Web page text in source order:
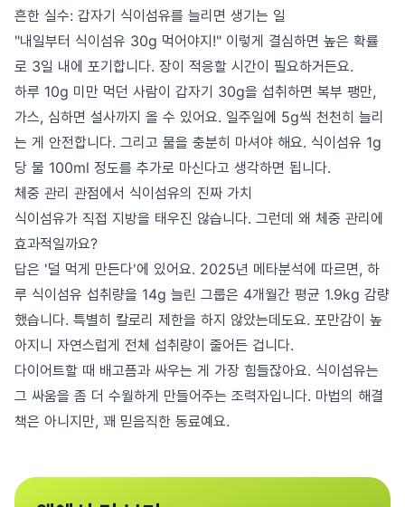
흔한 실수: 갑자기 식이섬유를 늘리면 생기는 일
"내일부터 식이섬유 30g 먹어야지!" 이렇게 결심하면 높은 확률
로 3일 내에 포기합니다. 장이 적응할 시간이 필요하거든요.
하루 10g 미만 먹던 사람이 갑자기 30g을 섭취하면 복부 팽만,
가스, 심하면 설사까지 올 수 있어요. 일주일에 5g씩 천천히 늘리
는 게 안전합니다. 그리고 물을 충분히 마셔야 해요. 식이섬유 1g
당 물 100ml 정도를 추가로 마신다고 생각하면 됩니다.
체중 관리 관점에서 식이섬유의 진짜 가치
식이섬유가 직접 지방을 태우진 않습니다. 그런데 왜 체중 관리에
효과적일까요?
답은 '덜 먹게 만든다'에 있어요. 2025년 메타분석에 따르면, 하
루 식이섬유 섭취량을 14g 늘린 그룹은 4개월간 평균 1.9kg 감량
했습니다. 특별히 칼로리 제한을 하지 않았는데도요. 포만감이 높
아지니 자연스럽게 전체 섭취량이 줄어든 겁니다.
다이어트할 때 배고픔과 싸우는 게 가장 힘들잖아요. 식이섬유는
그 싸움을 좀 더 수월하게 만들어주는 조력자입니다. 마법의 해결
책은 아니지만, 꽤 믿음직한 동료예요.